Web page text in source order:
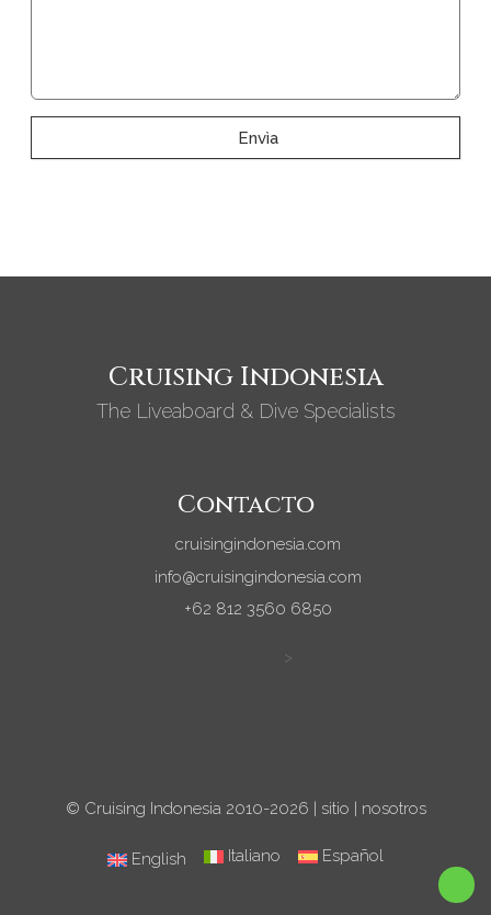
Envìa
Cruising Indonesia
The Liveaboard & Dive Specialists
Contacto
cruisingindonesia.com
info@cruisingindonesia.com
+62 812 3560 6850
>
© Cruising Indonesia 2010-2026 | sitio | nosotros
English Italiano Español